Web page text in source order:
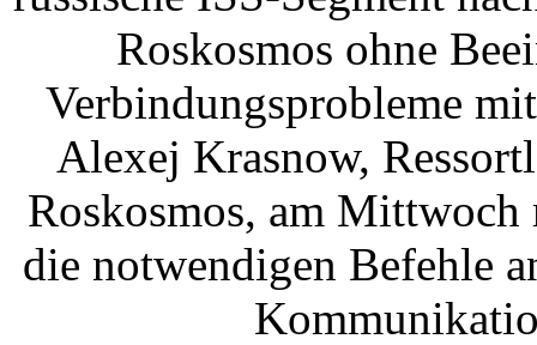
Roskosmos ohne
Verbindungsprobleme
Alexej Krasnow,
Roskosmos, am Mittwoch
die notwendigen Befehle